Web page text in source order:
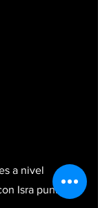
a nivel
Isra punk por